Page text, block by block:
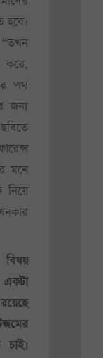
পথ
জন্য
মনে
একটা